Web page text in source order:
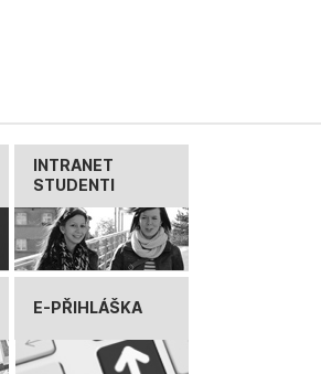
INTRANET
STUDENTI
E-PŘIHLÁŠKA